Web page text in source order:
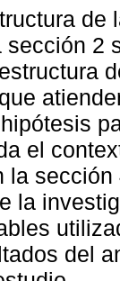
de
sección 2
el
la
la
del